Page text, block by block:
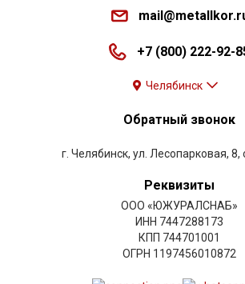
+7 (800) 222-92-
Челябинск
Обратный звонок
г. Челябинск, ул. Лесопарковая,
Реквизиты
ООО «ЮЖУРАЛСНАБ»
ИНН 7447288173
КПП 744701001
ОГРН 1197456010872